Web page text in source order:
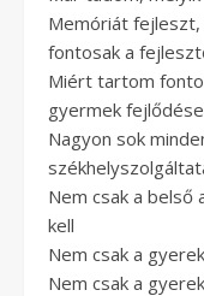
Memóriát
fontosak a
Miért tartom
gyermek
Nagyon sok
Nem csak a belső
kell
Nem csak a
Nem csak a